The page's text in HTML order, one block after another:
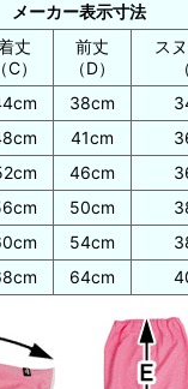
メーカー表示寸法
丈
（C）
前丈
（D）
ス
38cm
41cm
46cm
50cm
54cm
64cm